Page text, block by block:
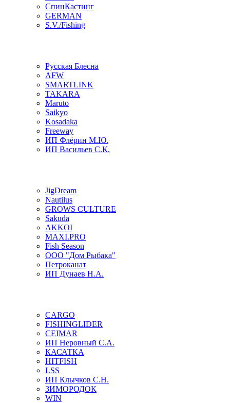
СпинКастинг
GERMAN
S.V./Fishing
Русская Блесна
AFW
SMARTLINK
TAKARA
Maruto
Saikyo
Kosadaka
Freeway
ИП Флёрин М.Ю.
ИП Васильев С.К.
JigDream
Nautilus
GROWS CULTURE
Sakuda
AKKOI
MAXI.PRO
Fish Season
ООО "Дом Рыбака"
Петроканат
ИП Дунаев Н.А.
CARGO
FISHINGLIDER
CEIMAR
ИП Неровный С.А.
КАСАТКА
HITFISH
LSS
ИП Клычков С.Н.
ЗИМОРОДОК
WIN